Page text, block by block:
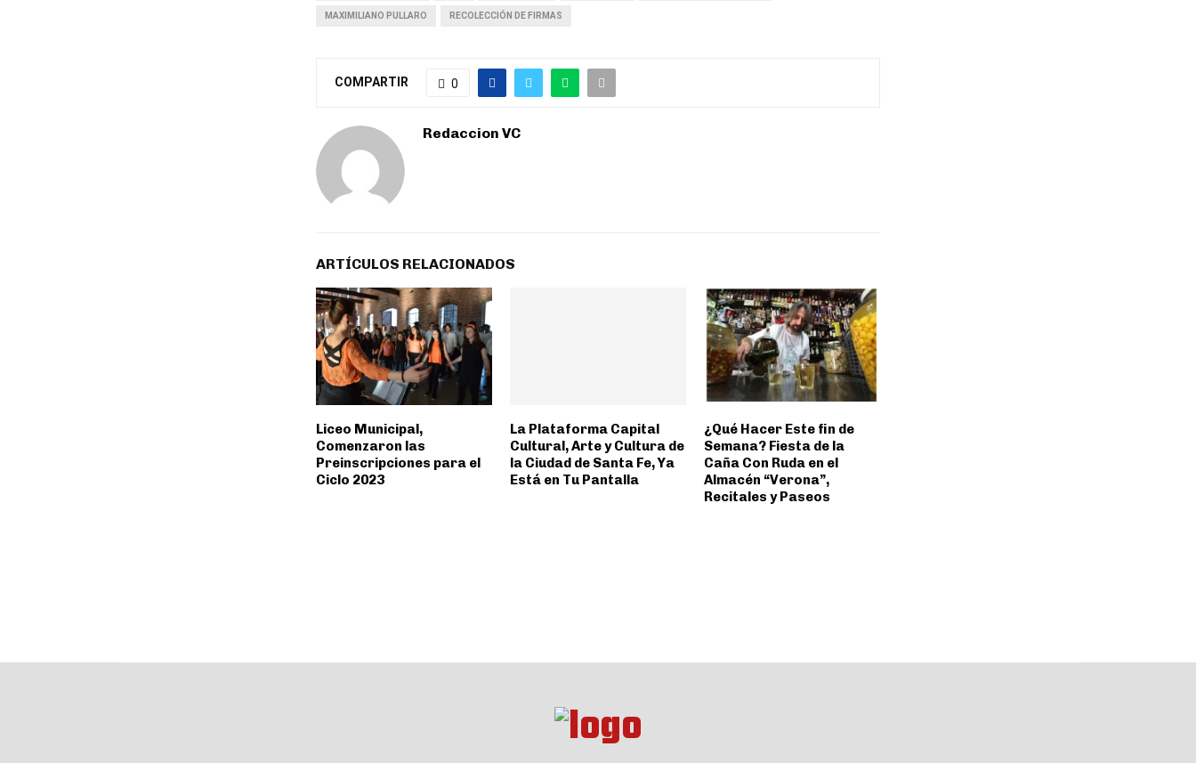
MAXIMILIANO PULLARO RECOLECCIÓN DE FIRMAS
COMPARTIR 0
Redaccion VC
ARTÍCULOS RELACIONADOS
Liceo Municipal,
Comenzaron las
Preinscripciones para el
Ciclo 2023
La Plataforma Capital
Cultural, Arte y Cultura de
la Ciudad de Santa Fe, Ya
Está en Tu Pantalla
¿Qué Hacer Este fin de
Semana? Fiesta de la
Caña Con Ruda en el
Almacén “Verona”,
Recitales y Paseos